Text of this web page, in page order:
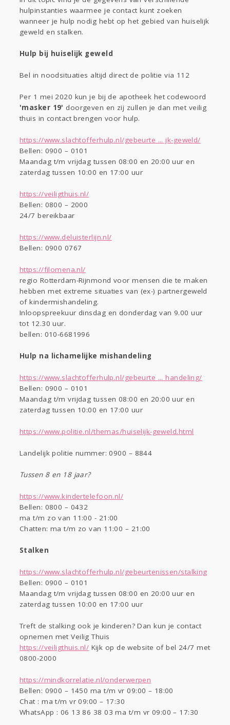
Entertainment
Digi
Zwanger
Psyche Thuis
Sport Contact Viva zoekt
Lezen
hulpinstanties waarmee je contact kunt zoeken
wanneer je hulp nodig hebt op het gebied van huiselijk
geweld en stalken.
Hulp bij huiselijk geweld
Bel in noodsituaties altijd direct de politie via 112
Per 1 mei 2020 kun je bij de apotheek het codewoord
'masker 19' doorgeven en zij zullen je dan met veilig
thuis in contact brengen voor hulp.
https://www.slachtofferhulp.nl/gebeurte ... jk-geweld/
Bellen: 0900 – 0101
Maandag t/m vrijdag tussen 08:00 en 20:00 uur en
zaterdag tussen 10:00 en 17:00 uur
https://veiligthuis.nl/
Bellen: 0800 – 2000
24/7 bereikbaar
https://www.deluisterlijn.nl/
Bellen: 0900 0767
https://filomena.nl/
regio Rotterdam-Rijnmond voor mensen die te maken
hebben met extreme situaties van (ex-) partnergeweld
of kindermishandeling.
Inloopspreekuur dinsdag en donderdag van 9.00 uur
tot 12.30 uur.
bellen: 010-6681996
Hulp na lichamelijke mishandeling
https://www.slachtofferhulp.nl/gebeurte ... handeling/
Bellen: 0900 – 0101
Maandag t/m vrijdag tussen 08:00 en 20:00 uur en
zaterdag tussen 10:00 en 17:00 uur
https://www.politie.nl/themas/huiselijk-geweld.html
Landelijk politie nummer: 0900 – 8844
Tussen 8 en 18 jaar?
https://www.kindertelefoon.nl/
Bellen: 0800 – 0432
ma t/m zo van 11:00 - 21:00
Chatten: ma t/m zo van 11:00 – 21:00
Stalken
https://www.slachtofferhulp.nl/gebeurtenissen/stalking
Bellen: 0900 – 0101
Maandag t/m vrijdag tussen 08:00 en 20:00 uur en
zaterdag tussen 10:00 en 17:00 uur
Treft de stalking ook je kinderen? Dan kun je contact
opnemen met Veilig Thuis
https://veiligthuis.nl/ Kijk op de website of bel 24/7 met
0800-2000
https://mindkorrelatie.nl/onderwerpen
Bellen: 0900 – 1450 ma t/m vr 09:00 – 18:00
Chat : ma t/m vr 09:00 – 17:30
WhatsApp : 06 13 86 38 03 ma t/m vr 09:00 – 17:30